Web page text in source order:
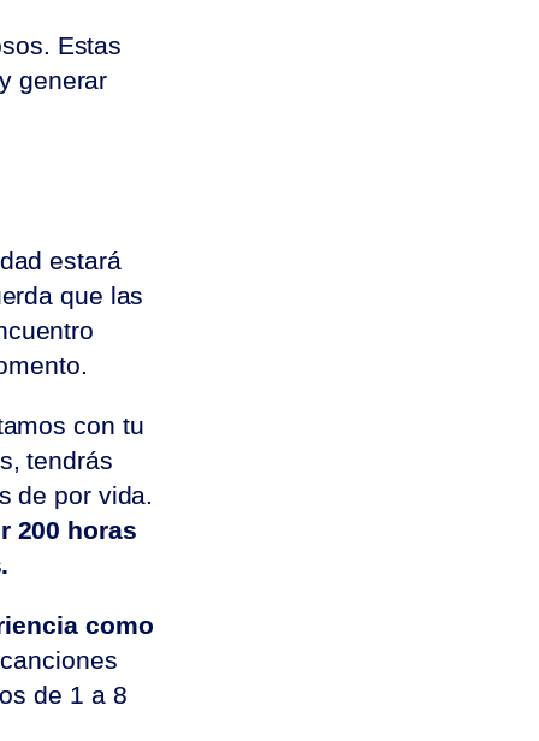
Estas
generar
estará
que las
con tu
tendrás
de por vida.
200 horas
como
de 1 a 8